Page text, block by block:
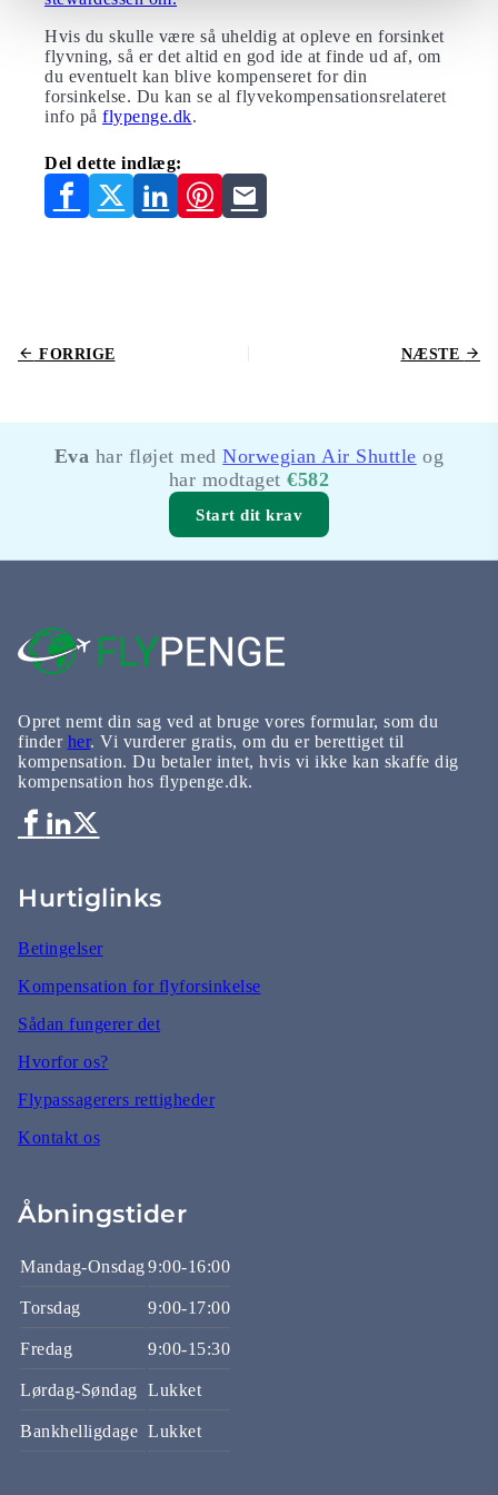
Hvis du skulle være så uheldig at opleve en forsinket
flyvning, så er det altid en god ide at finde ud af, om
du eventuelt kan blive kompenseret for din
forsinkelse. Du kan se al flyvekompensationsrelateret
info på flypenge.dk.
Del dette indlæg:
FORRIGE NÆSTE
Eva har fløjet medNorwegian Air Shuttle og
har modtaget€582
Start dit krav
Opret nemt din sag ved at bruge vores formular, som du
finder her. Vi vurderer gratis, om du er berettiget til
kompensation. Du betaler intet, hvis vi ikke kan skaffe dig
kompensation hos flypenge.dk.
Hurtiglinks
Betingelser
Kompensation for flyforsinkelse
Sådan fungerer det
Hvorfor os?
Flypassagerers rettigheder
Kontakt os
Åbningstider
Mandag-Onsdag9:00-16:00
Torsdag 9:00-17:00
Fredag 9:00-15:30
Lørdag-Søndag Lukket
Bankhelligdage Lukket